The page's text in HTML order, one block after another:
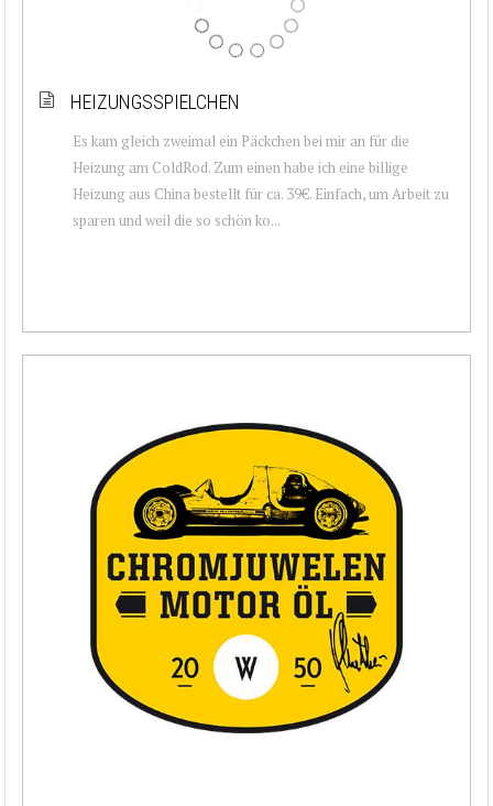
HEIZUNGSSPIELCHEN
Es kam gleich zweimal ein Päckchen bei mir an für die
Heizung am ColdRod. Zum einen habe ich eine billige
Heizung aus China bestellt für ca. 39€. Einfach, um Arbeit zu
sparen und weil die so schön ko...